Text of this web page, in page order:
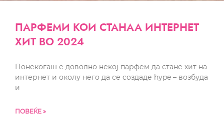
ПАРФЕМИ КОИ СТАНАА ИНТЕРНЕТ
ХИТ ВО 2024
Понекогаш е доволно некој парфем да стане хит на
интернет и околу него да се создаде hype – возбуда
и
ПОВЕЌЕ »